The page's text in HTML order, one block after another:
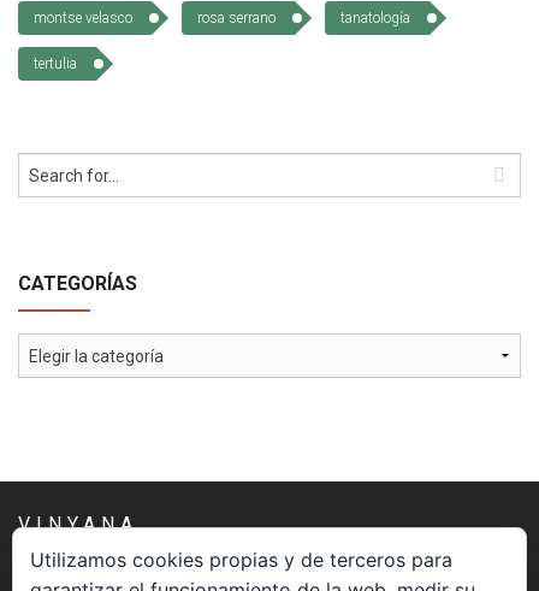
Cómo Colaborar
montse velasco rosa serrano tanatología
tertulia
CATEGORÍAS
Categorías
VINYANA
Utilizamos cookies propias y de terceros para